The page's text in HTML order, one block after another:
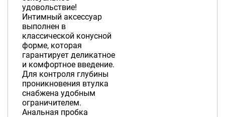
удовольствие!
Интимный аксессуар
выполнен в
классической конусной
форме, которая
гарантирует деликатное
и комфортное введение.
Для контроля глубины
проникновения втулка
снабжена удобным
ограничителем.
Анальная пробка